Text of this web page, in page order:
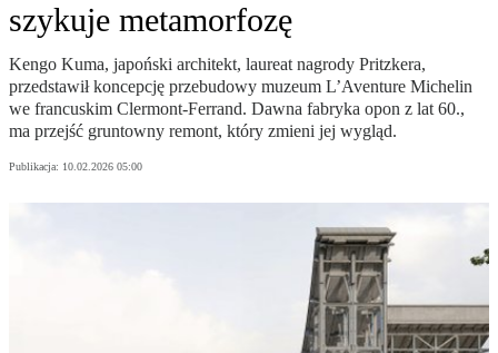
szykuje metamorfozę
Kengo Kuma, japoński architekt, laureat nagrody Pritzkera,
przedstawił koncepcję przebudowy muzeum L’Aventure Michelin
we francuskim Clermont-Ferrand. Dawna fabryka opon z lat 60.,
ma przejść gruntowny remont, który zmieni jej wygląd.
Publikacja: 10.02.2026 05:00